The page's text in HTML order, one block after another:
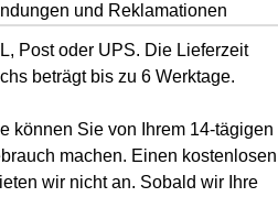
und Reklamationen
Post oder UPS. Die Lieferzeit
beträgt bis zu 6 Werktage.
können Sie von Ihrem 14-tägigen
machen. Einen kostenlosen
wir nicht an. Sobald wir Ihre